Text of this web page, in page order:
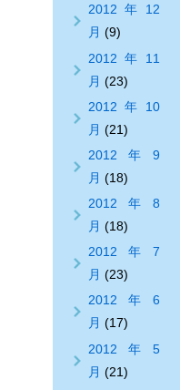
2012年12
月 (9)
2012年11
月 (23)
2012年10
月 (21)
2012年9
月 (18)
2012年8
月 (18)
2012年7
月 (23)
2012年6
月 (17)
2012年5
月 (21)